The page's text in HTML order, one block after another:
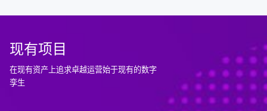
现有项目
在现有资产上追求卓越运营始于现有的数字
孪生